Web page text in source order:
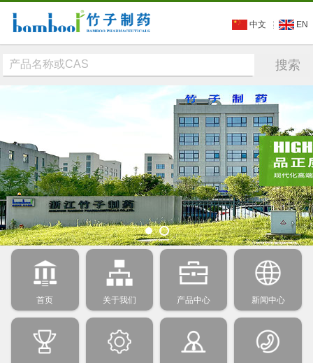
中文 EN
首页 关于我们 产品中心 新闻中心